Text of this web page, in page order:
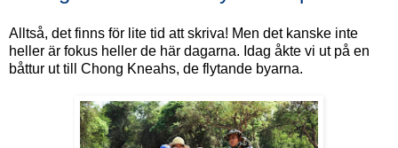
Alltså, det finns för lite tid att skriva! Men det kanske inte
heller är fokus heller de här dagarna. Idag åkte vi ut på en
båttur ut till Chong Kneahs, de flytande byarna.